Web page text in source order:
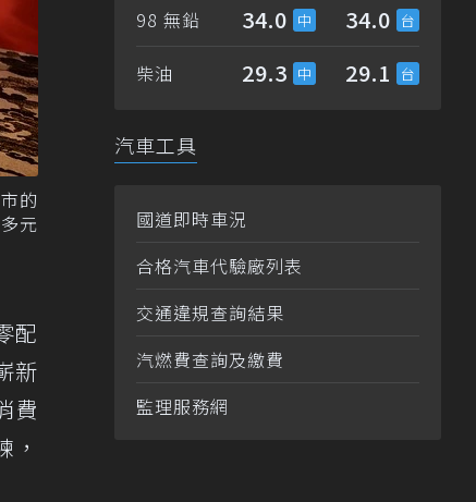
的
元
配
新
費
98 無鉛 34.0 34.0
柴油 29.3 29.1
汽車工具
國道即時車況
合格汽車代驗廠列表
交通違規查詢結果
汽燃費查詢及繳費
監理服務網